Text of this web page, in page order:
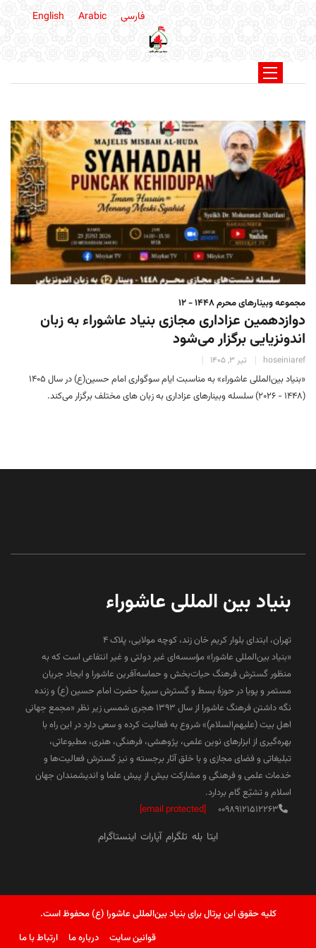
فارسی English Arabic
مجموعه وبینارهای محرم 1448 - 12
دوازدهمین عزاداری مجازی بنیاد عاشوراء به زبان
اندونزیایی برگزار می‌شود
hoseiniaref تیر 3, 1405
«بنیاد بین‌المللی عاشوراء» به مناسبت ایام سوگواری امام حسین(ع) در سال ۱۴۰۵
(۱۴۴۸ - 2026) سلسله وبینارهای عزاداری به زبان های مختلف برگزار می‌کند.
بنیاد بین المللی عاشوراء
تهران، ابتدای بلوار کریم خان زند، کوچه مولایی، پلاک 4
«بنیاد بین‌المللی عاشورا» مؤسسه‌ای غیر دولتی و غیر انتفاعی است که به
منظور گسترش فرهنگ حیات‌بخش و حماسه‌آفرین عاشورا و ایجاد جریان
مستمر و پویا در حوزۀ بسط و گسترش سیرۀ حضرت امام حسین (ع) و زنده
نگه داشتن فرهنگ عاشورا از سال ۱۳۹۳ هجری شمسی زیر نظر «مجمع جهانی
اهل بیت (علیهم‌السلام)» شروع به فعالیت کرده و سعی دارد در این راه با
بهره‌گیری از ابزارهای نوین علمی، پژوهشی، فرهنگی، هنری، مطبوعاتی،
تبلیغاتی و فضای مجازی و با خلق آثار برجسته و نیز گسترش فعالیت‌ها و
خدمات علمی و فرهنگی و مشارکت بیش از پیش علما و اندیشمندان جهان
اسلام و تشیّع گام بردارد.
00989121512263
[email protected]
ایتا بله تلگرام آپارات اینستاگرام
کلیه حقوق این پرتال برای بنیاد بین‌المللی عاشورا (ع) محفوظ است.
قوانین سایت
درباره ما ارتباط با ما